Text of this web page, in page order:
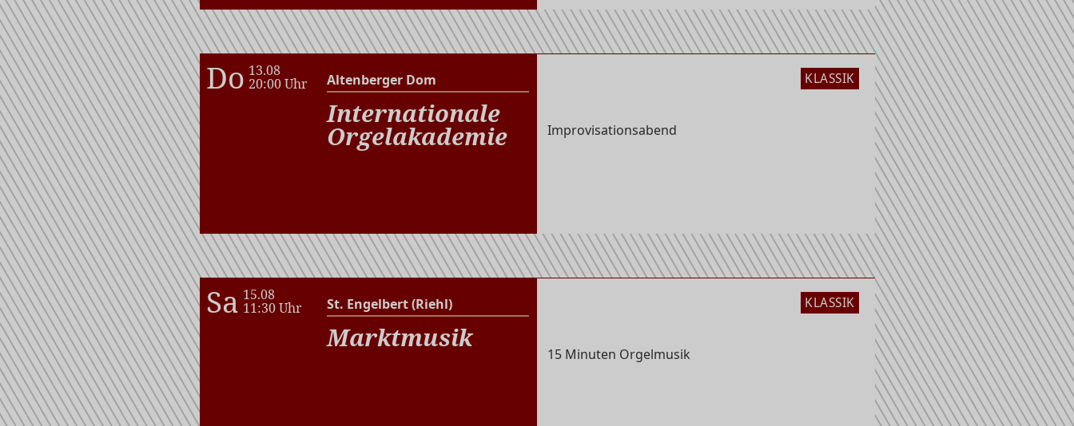
Do 13.08
20:00 Uhr Altenberger Dom
Internationale
Orgelakademie
KLASSIK
Improvisationsabend
Sa 15.08
11:30 Uhr St. Engelbert (Riehl)
Marktmusik
KLASSIK
15 Minuten Orgelmusik